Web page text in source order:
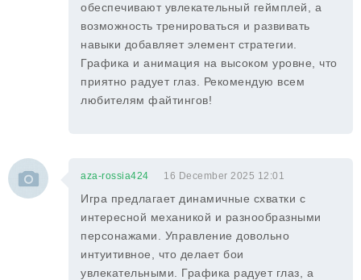
обеспечивают увлекательный геймплей, а
возможность тренироваться и развивать
навыки добавляет элемент стратегии.
Графика и анимация на высоком уровне, что
приятно радует глаз. Рекомендую всем
любителям файтингов!
aza-rossia424 16 December 2025 12:01
Игра предлагает динамичные схватки с
интересной механикой и разнообразными
персонажами. Управление довольно
интуитивное, что делает бои
увлекательными. Графика радует глаз, а